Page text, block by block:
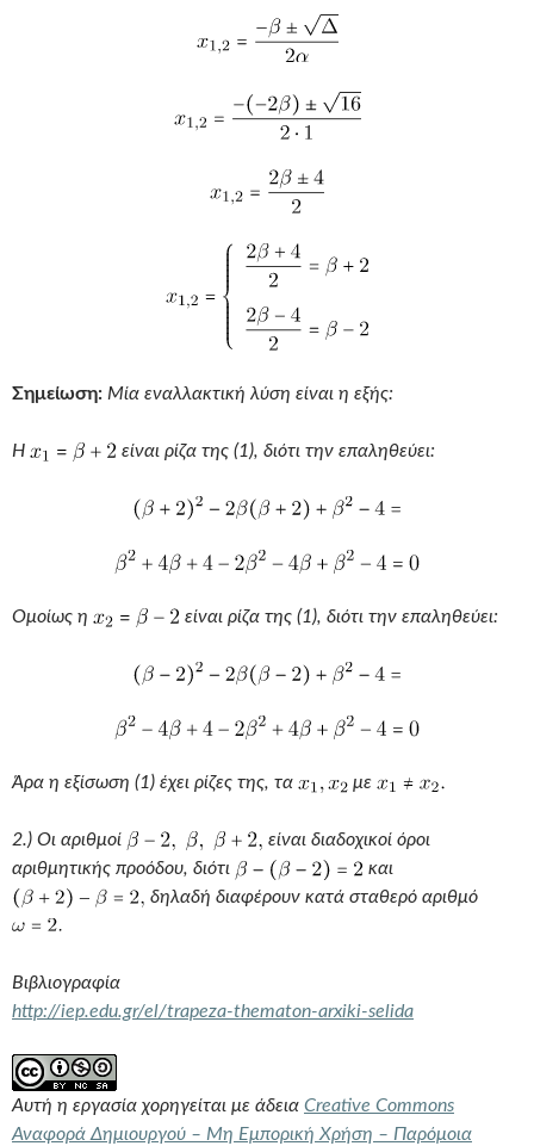
Σημείωση: Μία εναλλακτική λύση είναι η εξής:
Η είναι ρίζα της (1), διότι την επαληθεύει:
Ομοίως η είναι ρίζα της (1), διότι την επαληθεύει:
Άρα η εξίσωση (1) έχει ρίζες της, τα με
2.) Οι αριθμοί
είναι διαδοχικοί όροι
αριθμητικής προόδου, διότι
και
δηλαδή διαφέρουν κατά σταθερό αριθμό
Βιβλιογραφία
http://iep.edu.gr/el/trapeza-thematon-arxiki-selida
Αυτή η εργασία χορηγείται με άδεια Creative Commons
Αναφορά Δημιουργού – Μη Εμπορική Χρήση – Παρόμοια